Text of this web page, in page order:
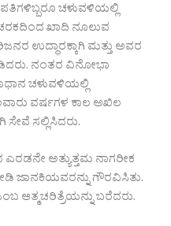
ಚಳುವಳಿಯಲ್ಲಿ
ಖಾದಿ ನೂಲುವ
ಉದ್ಧಾರಕ್ಕಾಗಿ ಮತ್ತು ಅವರ
ನಂತರ ವಿನೋಭಾ
ಚಳುವಳಿಯಲ್ಲಿ
ವರ್ಷಗಳ ಕಾಲ ಅಖಿಲ
ಸೇವೆ ಸಲ್ಲಿಸಿದರು.
ಎರಡನೇ ಅತ್ಯುತ್ತಮ ನಾಗರೀಕ
ಜಾನಕಿಯವರನ್ನು ಗೌರವಿಸಿತು.
ಆತ್ಮಚರಿತ್ರೆಯನ್ನು ಬರೆದರು.